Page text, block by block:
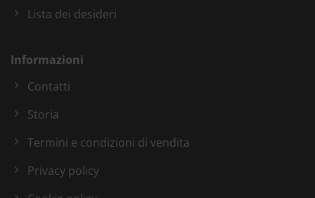
Lista dei desideri
Informazioni
Contatti
Storia
Termini e condizioni di vendita
Privacy policy